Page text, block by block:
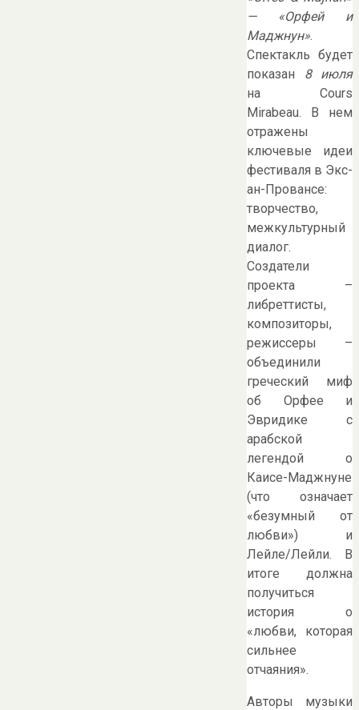
— «Орфей и
Маджнун».
Спектакль будет
показан 8 июля
на Cours
Mirabeau. В нем
отражены
ключевые идеи
фестиваля в Экс-
ан-Провансе:
творчество,
межкультурный
диалог.
Создатели
проекта –
либреттисты,
композиторы,
режиссеры –
объединили
греческий миф
об Орфее и
Эвридике с
арабской
легендой о
Каисе-Маджнуне
(что означает
«безумный от
любви») и
Лейле/Лейли. В
итоге должна
получиться
история о
«любви, которая
сильнее
отчаяния».
Авторы музыки